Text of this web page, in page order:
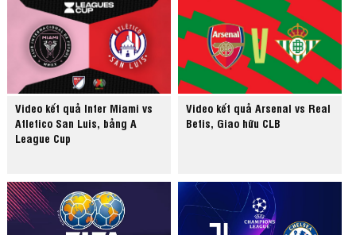
Video kết quả Inter Miami vs
Atletico San Luis, bảng A
League Cup
Video kết quả Arsenal vs Real
Betis, Giao hữu CLB